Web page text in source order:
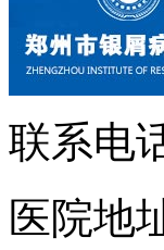
联系电
医院地